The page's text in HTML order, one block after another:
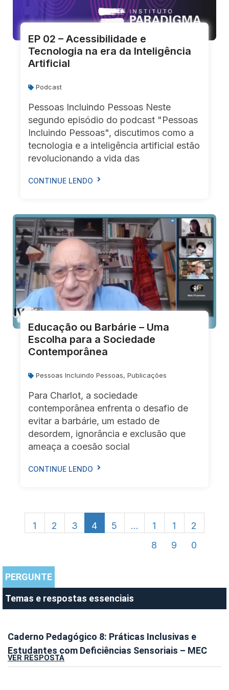
EP 02 – Acessibilidade e
Tecnologia na era da Inteligência
Artificial
Podcast
Pessoas Incluindo Pessoas Neste
segundo episódio do podcast "Pessoas
Incluindo Pessoas", discutimos como a
tecnologia e a inteligência artificial estão
revolucionando a vida das
CONTINUE LENDO
Educação ou Barbárie – Uma
Escolha para a Sociedade
Contemporânea
Pessoas Incluindo Pessoas, Publicações
Para Charlot, a sociedade
contemporânea enfrenta o desafio de
evitar a barbárie, um estado de
desordem, ignorância e exclusão que
ameaça a coesão social
CONTINUE LENDO
1 2 3 4 5 …
1
8
1
9
2
0
PERGUNTE
Temas e respostas essenciais
Caderno Pedagógico 8: Práticas Inclusivas e
Estudantes com Deficiências Sensoriais – MEC
VER RESPOSTA